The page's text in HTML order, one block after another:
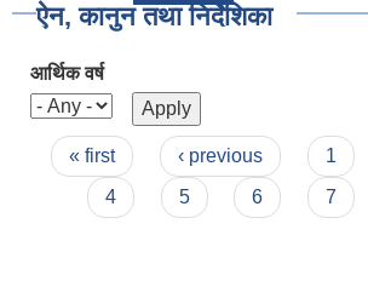
ऐन, कानुन तथा निर्देशिका
आर्थिक वर्ष
Pages
« first ‹ previous 1
4
5 6 7